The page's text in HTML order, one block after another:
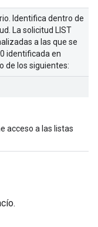
Identifica dentro de
La solicitud LIST
a las que se
identificada en
de los siguientes:
acceso a las listas